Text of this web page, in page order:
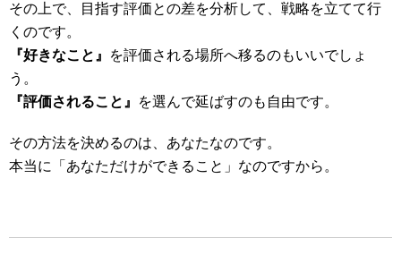
その上で、目指す評価との差を分析して、戦略を立てて行
くのです。
『好きなこと』
を評価される場所へ移るのもいいでしょ
う。
『評価されること』
を選んで延ばすのも自由です。
その方法を決めるのは、あなたなのです。
本当に「あなただけができること」なのですから。